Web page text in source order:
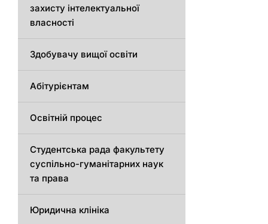
захисту інтелектуальної
власності
Здобувачу вищої освіти
Абітурієнтам
Освітній процес
Студентська рада факультету
суспільно-гуманітарних наук
та права
Юридична клініка